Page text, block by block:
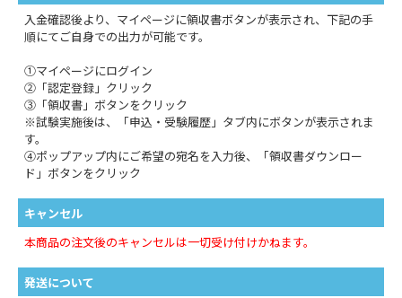
入金確認後より、マイページに領収書ボタンが表示され、下記の手
順にてご自身での出力が可能です。
①マイページにログイン
②「認定登録」クリック
③「領収書」ボタンをクリック
※試験実施後は、「申込・受験履歴」タブ内にボタンが表示されま
す。
④ポップアップ内にご希望の宛名を入力後、「領収書ダウンロー
ド」ボタンをクリック
キャンセル
本商品の注文後のキャンセルは一切受け付けかねます。
発送について